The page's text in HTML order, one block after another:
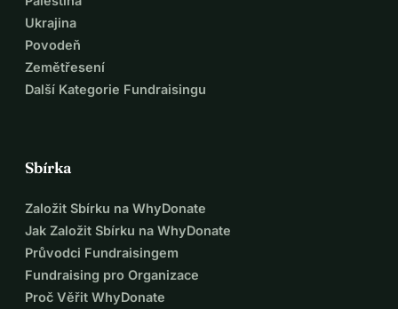
Ukrajina
Povodeň
Zemětřesení
Další Kategorie Fundraisingu
Sbírka
Založit Sbírku na WhyDonate
Jak Založit Sbírku na WhyDonate
Průvodci Fundraisingem
Fundraising pro Organizace
Proč Věřit WhyDonate